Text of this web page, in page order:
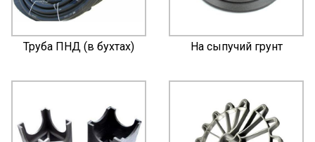
Труба ПНД (в бухтах) На сыпучий грунт